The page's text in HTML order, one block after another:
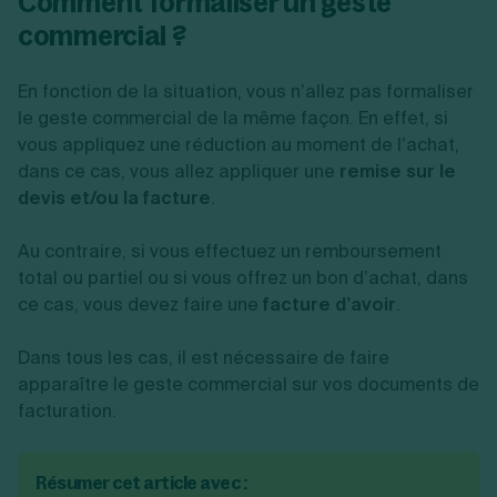
commercial ?
En fonction de la situation, vous n’allez pas formaliser
le geste commercial de la même façon. En effet, si
vous appliquez une réduction au moment de l’achat,
dans ce cas, vous allez appliquer une remise sur le
devis et/ou la facture.
Au contraire, si vous effectuez un remboursement
total ou partiel ou si vous offrez un bon d’achat, dans
ce cas, vous devez faire une facture d’avoir.
Dans tous les cas, il est nécessaire de faire
apparaître le geste commercial sur vos documents de
facturation.
Résumer cet article avec :